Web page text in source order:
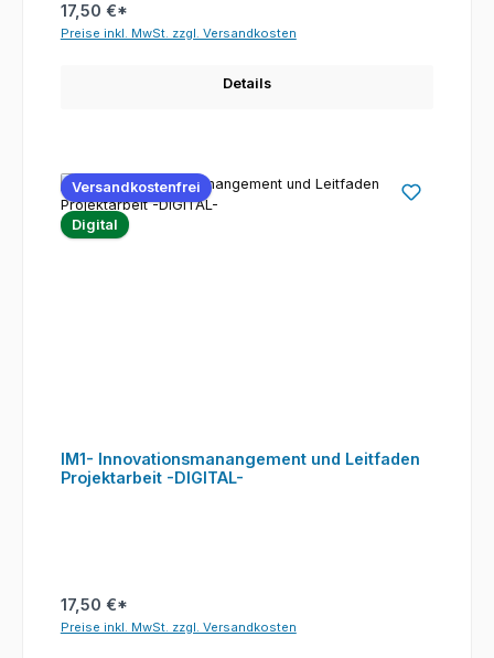
17,50 €*
Preise inkl. MwSt. zzgl. Versandkosten
Details
Versandkostenfrei
Digital
IM1- Innovationsmanangement und Leitfaden
Projektarbeit -DIGITAL-
17,50 €*
Preise inkl. MwSt. zzgl. Versandkosten